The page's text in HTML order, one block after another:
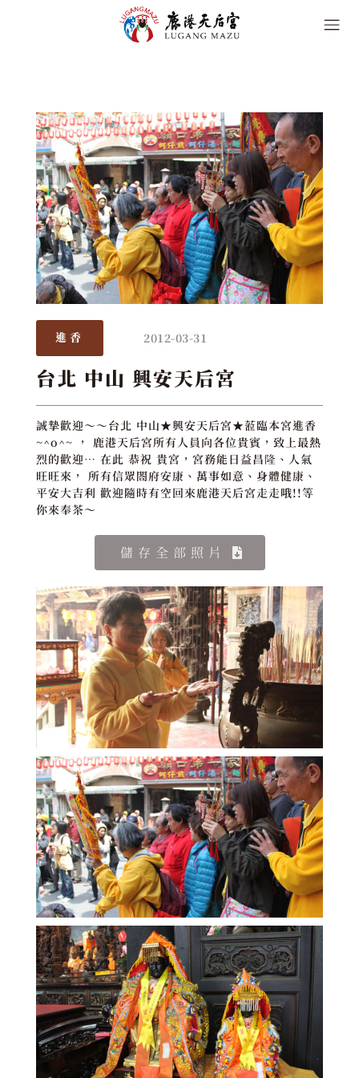
進香 2012-03-31
台北 中山 興安天后宮
誠摯歡迎～～台北 中山★興安天后宮★蒞臨本宮進香
~^o^~ ， 鹿港天后宮所有人員向各位貴賓，致上最熱
烈的歡迎… 在此 恭祝 貴宮，宮務能日益昌隆、人氣
旺旺來， 所有信眾閤府安康、萬事如意、身體健康、
平安大吉利 歡迎隨時有空回來鹿港天后宮走走哦!!等
你來奉茶～
儲存全部照片